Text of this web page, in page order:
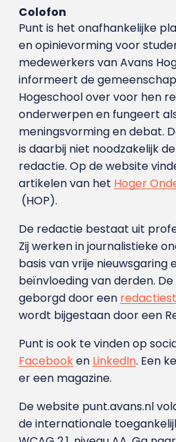
Colofon
Punt is het onafhankelijke
en opinievorming voor
medewerkers van Avans
informeert de
Hogeschool over voor hen
onderwerpen en fungeert
meningsvorming en debat.
is daarbij niet noodzakelijk
redactie. Op de website
artikelen van het Hoger
(HOP).
De redactie bestaat uit
Zij werken in journalistieke
basis van vrije nieuwsgaring
beïnvloeding van derden.
geborgd door een
wordt bijgestaan door een
Punt is ook te vinden op
Facebooken LinkedIn. Een
er een magazine.
De website punt.avans.nl
de internationale